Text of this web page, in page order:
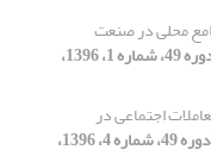
محلی در صنعت
[دوره 49، شماره 1، 1396،
اجتماعی در
[دوره 49، شماره 4، 1396،